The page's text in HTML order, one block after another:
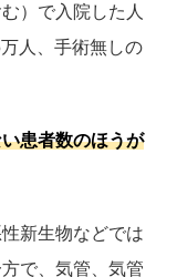
）で入院した人
人、手術無しの
患者数のほうが
新生物などでは
で、気管、気管